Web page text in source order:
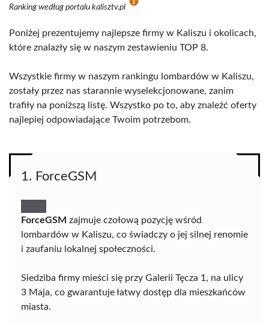
Ranking według portalu kalisztv.pl
Poniżej prezentujemy najlepsze firmy w Kaliszu i okolicach,
które znalazły się w naszym zestawieniu TOP 8.
Wszystkie firmy w naszym rankingu lombardów w Kaliszu,
zostały przez nas starannie wyselekcjonowane, zanim
trafiły na poniższą listę. Wszystko po to, aby znaleźć oferty
najlepiej odpowiadające Twoim potrzebom.
1. ForceGSM
ForceGSM zajmuje czołową pozycję wśród
lombardów w Kaliszu, co świadczy o jej silnej renomie
i zaufaniu lokalnej społeczności.
Siedziba firmy mieści się przy Galerii Tęcza 1, na ulicy
3 Maja, co gwarantuje łatwy dostęp dla mieszkańców
miasta.